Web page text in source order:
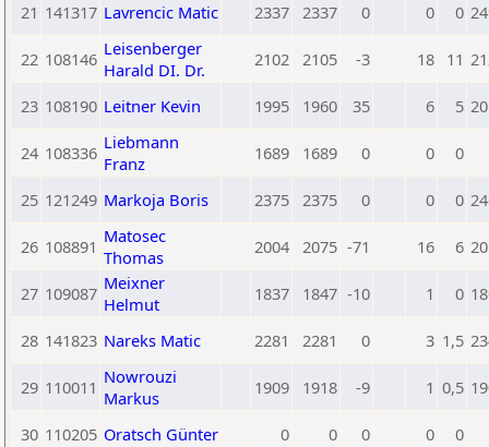
21 141317 Lavrencic Matic 2337 2337 0 0 0
22 108146 Leisenberger
Harald DI. Dr.
2102 2105 -3 18 11
23 108190 Leitner Kevin 1995 1960 35 6 5
24 108336 Liebmann
Franz
1689 1689 0 0 0
25 121249 Markoja Boris 2375 2375 0 0 0
26 108891 Matosec
Thomas
2004 2075 -71 16 6
27 109087 Meixner
Helmut
1837 1847 -10 1 0
28 141823 Nareks Matic 2281 2281 0 3 1,5
29 110011 Nowrouzi
Markus
1909 1918 -9 1 0,5
30 110205 Oratsch Günter 0 0 0 0 0